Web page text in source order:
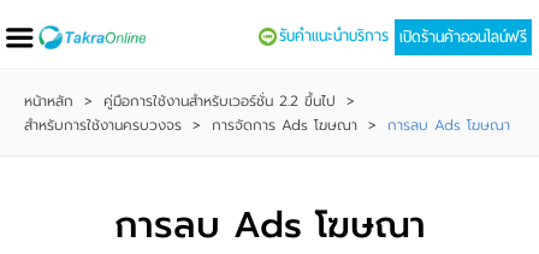
เปิดร้านค้าออนไลน์ฟรี
รับคำแนะนำบริการ
หน้าหลัก > คู่มือการใช้งานสำหรับเวอร์ชั่น 2.2 ขึ้นไป >
สำหรับการใช้งานครบวงจร > การจัดการ Ads โฆษณา > การลบ Ads โฆษณา
การลบ Ads โฆษณา